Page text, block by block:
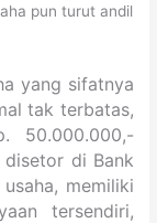
pun turut andil
yang sifatnya
tak terbatas,
50.000.000,-
di Bank
memiliki
tersendiri,